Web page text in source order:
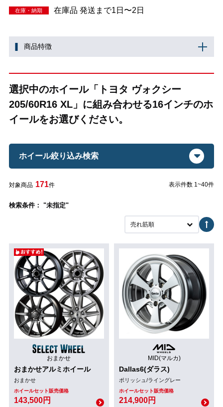
在庫・納期 在庫品 発送まで1日〜2日
商品特徴
選択中のホイール「トヨタ ヴォクシー
205/60R16 XL」に組み合わせる16インチのホ
イールをお選びください。
ホイール絞り込み検索
対象商品 171件 表示件数 1~40件
検索条件： "未指定"
売れ筋順
おまかせ
おまかせアルミホイール
おまかせ
ホイールセット販売価格
143,500円
MID(マルカ)
Dallas6(ダラス)
ポリッシュ/ライングレー
ホイールセット販売価格
214,900円